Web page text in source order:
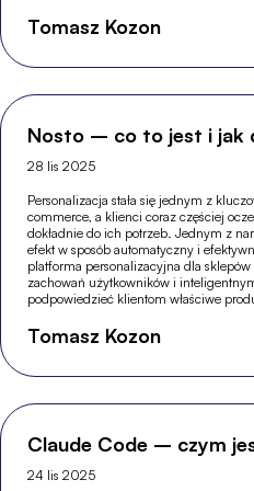
Tomasz Kozon
Nosto – co to jest i jak
28 lis 2025
Personalizacja stała się jednym z
commerce, a klienci coraz częściej
dokładnie do ich potrzeb. Jednym z
efekt w sposób automatyczny i
platforma personalizacyjna dla
zachowań użytkowników i
podpowiedzieć klientom właściwe
Tomasz Kozon
Claude Code – czym
24 lis 2025